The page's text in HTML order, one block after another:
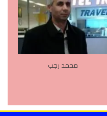
محمد رجب